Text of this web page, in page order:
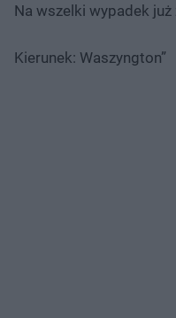
Na wszelki wypadek już
Kierunek: Waszyngton”